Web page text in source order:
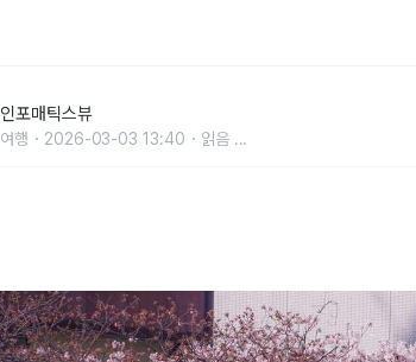
인포매틱스뷰
여행 2026-03-03 13:40 읽음 ...